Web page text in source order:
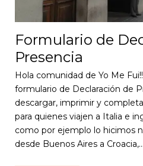
Formulario de
Presencia
Hola comunidad de Yo Me
formulario de Declaración de
descargar, imprimir y
para quienes viajen a Italia e
como por ejemplo lo hicimos
desde Buenos Aires a Croacia,…